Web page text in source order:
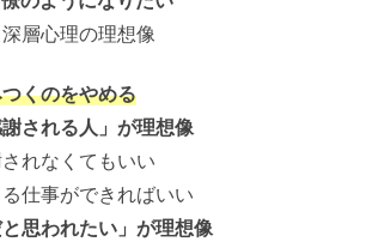
の理想像
くのをやめる
される人」が理想像
なくてもいい
ができればいい
思われたい」が理想像